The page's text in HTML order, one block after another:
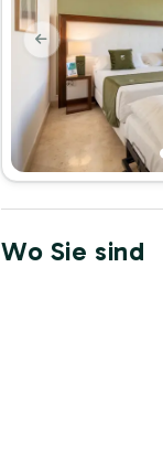
Wo Sie sind